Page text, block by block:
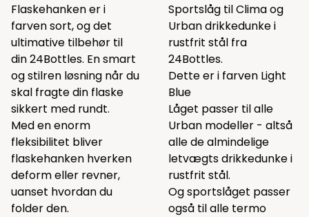
Flaskehanken er i
farven sort, og det
ultimative tilbehør til
din 24Bottles. En smart
og stilren løsning når du
skal fragte din flaske
sikkert med rundt.
Med en enorm
fleksibilitet bliver
flaskehanken hverken
deform eller revner,
uanset hvordan du
folder den.
Sportslåg til Clima og
Urban drikkedunke i
rustfrit stål fra
24Bottles.
Dette er i farven Light
Blue
Låget passer til alle
Urban modeller - altså
alle de almindelige
letvægts drikkedunke i
rustfrit stål.
Og sportslåget passer
også til alle termo